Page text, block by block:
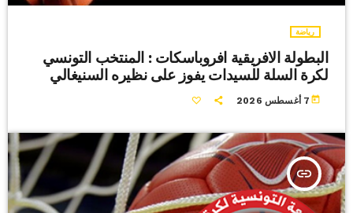
رياضة
البطولة الافريقية افروباسكات : المنتخب التونسي
لكرة السلة للسيدات يفوز على نظيره السنيغالي
today 7 أغسطس 2026
insert_link